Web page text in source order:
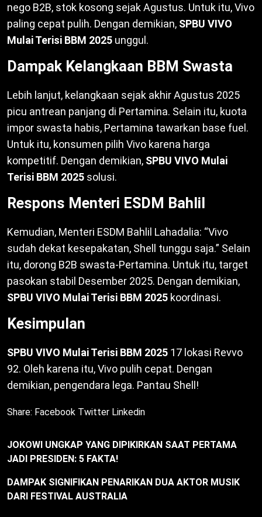
nego B2B, stok kosong sejak Agustus. Untuk itu, Vivo
paling cepat pulih. Dengan demikian, SPBU VIVO
Mulai Terisi BBM 2025 unggul.
Dampak Kelangkaan BBM Swasta
Lebih lanjut, kelangkaan sejak akhir Agustus 2025
picu antrean panjang di Pertamina. Selain itu, kuota
impor swasta habis, Pertamina tawarkan base fuel.
Untuk itu, konsumen pilih Vivo karena harga
kompetitif. Dengan demikian, SPBU VIVO Mulai
Terisi BBM 2025 solusi.
Respons Menteri ESDM Bahlil
Kemudian, Menteri ESDM Bahlil Lahadalia: “Vivo
sudah dekat kesepakatan, Shell tunggu saja.” Selain
itu, dorong B2B swasta-Pertamina. Untuk itu, target
pasokan stabil Desember 2025. Dengan demikian,
SPBU VIVO Mulai Terisi BBM 2025 koordinasi.
Kesimpulan
SPBU VIVO Mulai Terisi BBM 2025 17 lokasi Revvo
92. Oleh karena itu, Vivo pulih cepat. Dengan
demikian, pengendara lega. Pantau Shell!
Share: Facebook Twitter Linkedin
JOKOWI UNGKAP YANG DIPIKIRKAN SAAT PERTAMA
JADI PRESIDEN: 5 FAKTA!
DAMPAK SIGNIFIKAN PENARIKAN DUA AKTOR MUSIK
DARI FESTIVAL AUSTRALIA